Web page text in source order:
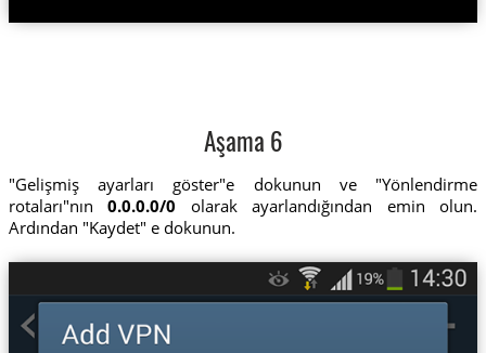
Aşama 6
"Gelişmiş ayarları göster"e dokunun ve "Yönlendirme
rotaları"nın0.0.0.0/0 olarak ayarlandığından emin olun.
Ardından "Kaydet" e dokunun.